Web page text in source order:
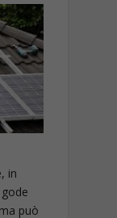
in
può